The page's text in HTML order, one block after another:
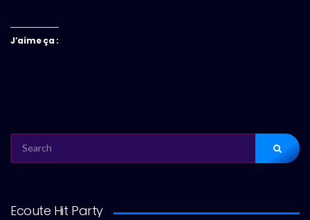
J’aime ça :
FOR:
Ecoute Hit Party